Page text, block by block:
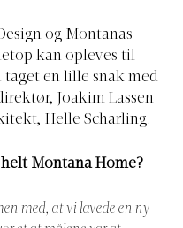
og Montanas
kan opleves til
taget en lille snak med
Joakim Lassen
Helle Scharling.
Montana Home?
med, at vi lavede en ny